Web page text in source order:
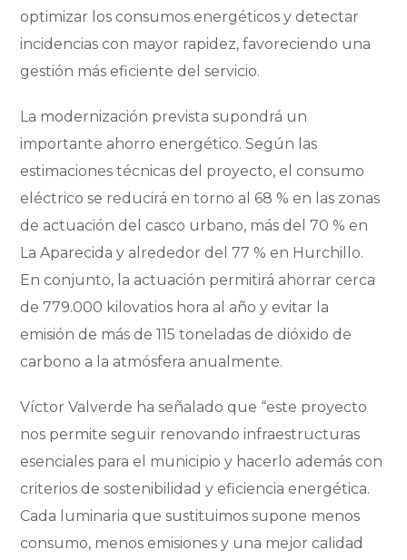
optimizar los consumos energéticos y detectar
incidencias con mayor rapidez, favoreciendo una
gestión más eficiente del servicio.
La modernización prevista supondrá un
importante ahorro energético. Según las
estimaciones técnicas del proyecto, el consumo
eléctrico se reducirá en torno al 68 % en las zonas
de actuación del casco urbano, más del 70 % en
La Aparecida y alrededor del 77 % en Hurchillo.
En conjunto, la actuación permitirá ahorrar cerca
de 779.000 kilovatios hora al año y evitar la
emisión de más de 115 toneladas de dióxido de
carbono a la atmósfera anualmente.
Víctor Valverde ha señalado que “este proyecto
nos permite seguir renovando infraestructuras
esenciales para el municipio y hacerlo además con
criterios de sostenibilidad y eficiencia energética.
Cada luminaria que sustituimos supone menos
consumo, menos emisiones y una mejor calidad